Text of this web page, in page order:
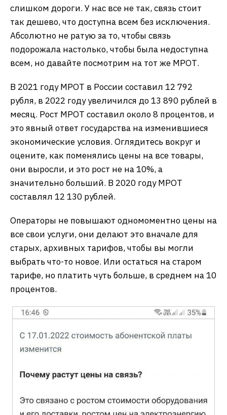
слишком дороги. У нас все не так, связь стоит
так дешево, что доступна всем без исключения.
Абсолютно не ратую за то, чтобы связь
подорожала настолько, чтобы была недоступна
всем, но давайте посмотрим на тот же МРОТ.
В 2021 году МРОТ в России составил 12 792
рубля, в 2022 году увеличился до 13 890 рублей в
месяц. Рост МРОТ составил около 8 процентов, и
это явный ответ государства на изменившиеся
экономические условия. Оглядитесь вокруг и
оцените, как поменялись цены на все товары,
они выросли, и это рост не на 10%, а
значительно больший. В 2020 году МРОТ
составлял 12 130 рублей.
Операторы не повышают одномоментно цены на
все свои услуги, они делают это вначале для
старых, архивных тарифов, чтобы вы могли
выбрать что-то новое. Или остаться на старом
тарифе, но платить чуть больше, в среднем на 10
процентов.